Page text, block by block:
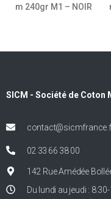
m 240gr M1 – NOIR
SICM - Société de Coton
02 33 66 38 00
142 Rue Amédée
Du lundi au jeudi :